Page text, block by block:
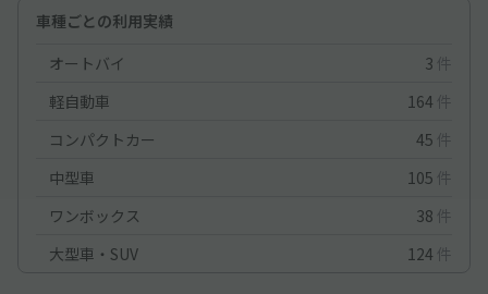
車種ごとの利用実績
オートバイ
3 件
軽自動車
164 件
コンパクトカー
45 件
中型車
105 件
ワンボックス
38 件
大型車・SUV
124 件